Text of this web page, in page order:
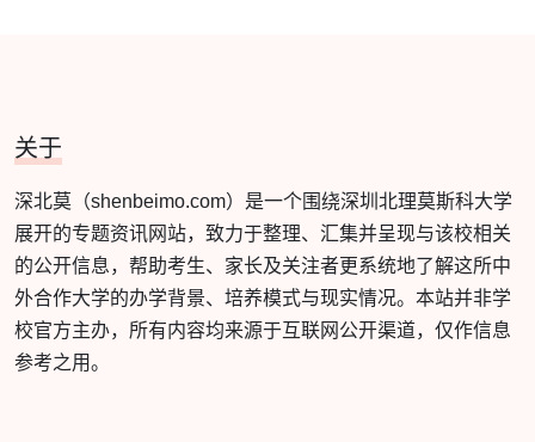
关于
深北莫（shenbeimo.com）是一个围绕深圳北理莫斯科大学
展开的专题资讯网站，致力于整理、汇集并呈现与该校相关
的公开信息，帮助考生、家长及关注者更系统地了解这所中
外合作大学的办学背景、培养模式与现实情况。本站并非学
校官方主办，所有内容均来源于互联网公开渠道，仅作信息
参考之用。